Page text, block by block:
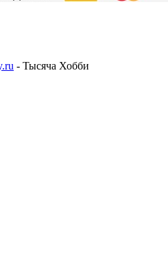
- Тысяча Хобби